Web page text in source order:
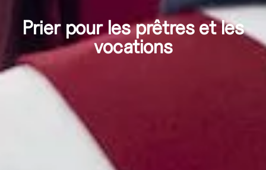
Prier pour les prêtres et les
vocations